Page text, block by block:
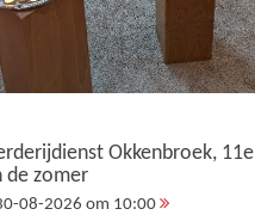
Okkenbroek, 11e
de zomer
08-2026 om 10:00